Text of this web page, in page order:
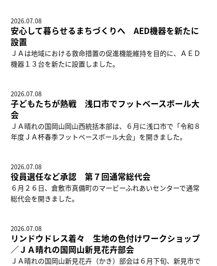
2026.07.08
安心して暮らせるまちづくりへ AED機器を新たに
設置
ＪＡは地域における救命措置の促進機能維持を目的に、ＡＥＤ
機器１３台を新たに設置しました。
2026.07.08
子どもたちが熱戦 浅口市でフットベースボール大
会
ＪＡ晴れの国岡山岡山西統括本部は、６月に浅口市で「令和８
年度ＪＡ杯春季フットベースボール大会」を開きました。
2026.07.08
役員選任など承認 第７回通常総代会
６月２６日、倉敷市真備町のマービーふれあいセンターで通常
総代会を開きました。
2026.07.08
リンドウドレス着々 生地の色付けワークショップ
／ＪＡ晴れの国岡山新見花卉部会
ＪＡ晴れの国岡山新見花卉（かき）部会は６月下旬、新見市で